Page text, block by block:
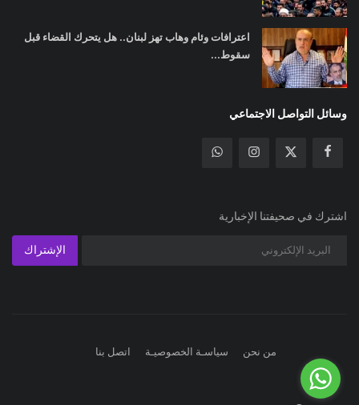
اعترافات وئام وهاب تهز لبنان.. هل يتحرك القضاء قبل
سقوط...
وسائل التواصل الاجتماعي
اشترك في صحيفتنا الإخبارية
الإشتراك
من نحن سياسـة الخصوصيـة اتصل بنا